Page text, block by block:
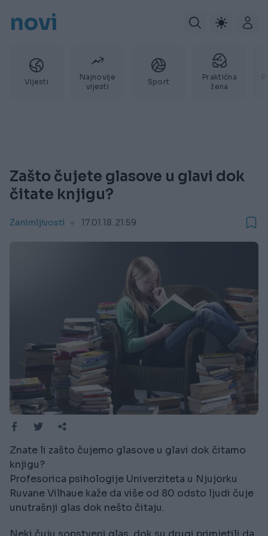
novi
Vijesti
Najnovije
vijesti
Sport
Praktična
žena
Zašto čujete glasove u glavi dok
čitate knjigu?
Zanimljivosti 17.01.18. 21:59
Znate li zašto čujemo glasove u glavi dok čitamo
knjigu?
Profesorica psihologije Univerziteta u Njujorku
Ruvane Vilhaue kaže da više od 80 odsto ljudi čuje
unutrašnji glas dok nešto čitaju.